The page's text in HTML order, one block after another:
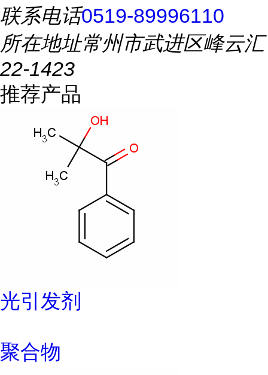
联系电话0519-89996110
所在地址常州市武进区峰云汇
22-1423
推荐产品
光引发剂
聚合物